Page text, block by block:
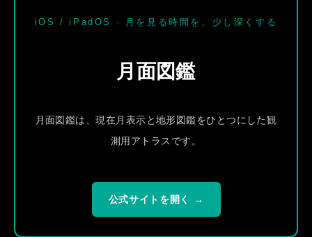
iOS / iPadOS · 月を見る時間を、少し深くする
月面図鑑
月面図鑑は、現在月表示と地形図鑑をひとつにした観
測用アトラスです。
公式サイトを開く →